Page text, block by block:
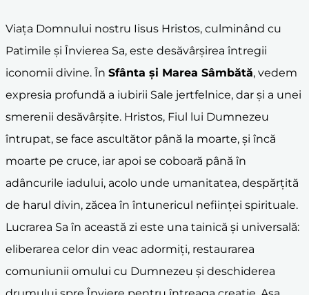
Viața Domnului nostru Iisus Hristos, culminând cu
Patimile și Învierea Sa, este desăvârșirea întregii
iconomii divine. În Sfânta și Marea Sâmbătă, vedem
expresia profundă a iubirii Sale jertfelnice, dar și a unei
smerenii desăvârșite. Hristos, Fiul lui Dumnezeu
întrupat, se face ascultător până la moarte, și încă
moarte pe cruce, iar apoi se coboară până în
adâncurile iadului, acolo unde umanitatea, despărțită
de harul divin, zăcea în întunericul neființei spirituale.
Lucrarea Sa în această zi este una tainică și universală:
eliberarea celor din veac adormiți, restaurarea
comuniunii omului cu Dumnezeu și deschiderea